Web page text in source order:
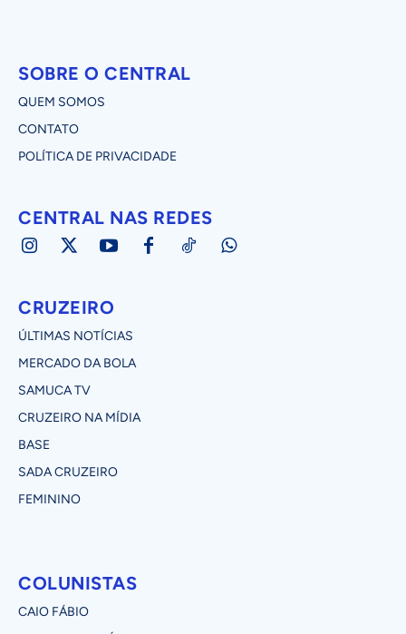
SOBRE O CENTRAL
QUEM SOMOS
CONTATO
POLÍTICA DE PRIVACIDADE
CENTRAL NAS REDES
CRUZEIRO
ÚLTIMAS NOTÍCIAS
MERCADO DA BOLA
SAMUCA TV
CRUZEIRO NA MÍDIA
BASE
SADA CRUZEIRO
FEMININO
COLUNISTAS
CAIO FÁBIO